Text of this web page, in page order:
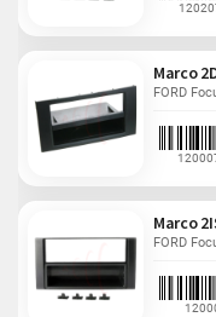
Marco
FORD
Marco
FORD